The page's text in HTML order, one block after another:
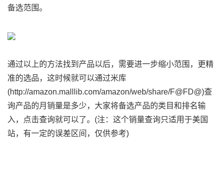
备选范围。
通过以上的方法找到产品以后，需要进一步缩小范围，更精
准的选品，这时候就可以通过米库
(http://amazon.malllib.com/amazon/web/share/F@FD@)查
询产品的月销量是多少，大家将备选产品的类目和排名输
入，点击查询就可以了。(注：这个销量查询只适用于美国
站，有一定的误差区间，仅供参考)